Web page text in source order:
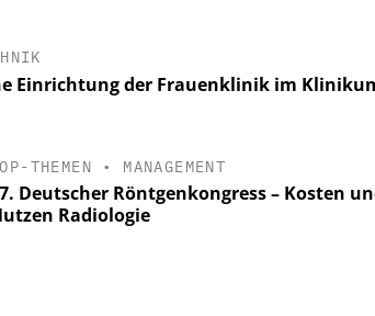
Einrichtung der Frauenklinik im
THEMEN • MANAGEMENT
Deutscher Röntgenkongress – Kosten
Radiologie